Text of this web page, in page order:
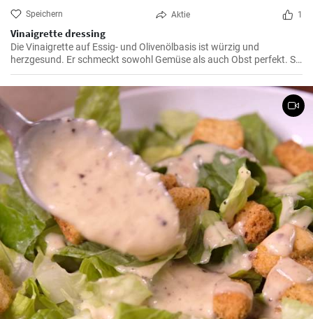
Speichern Aktie 1
Vinaigrette dressing
Die Vinaigrette auf Essig- und Olivenölbasis ist würzig und
herzgesund. Er schmeckt sowohl Gemüse als auch Obst perfekt. Sie
können den Geschmack durch die Verwendung verschiedener
Essigsorten an Ihre Bedürfnisse anpassen.